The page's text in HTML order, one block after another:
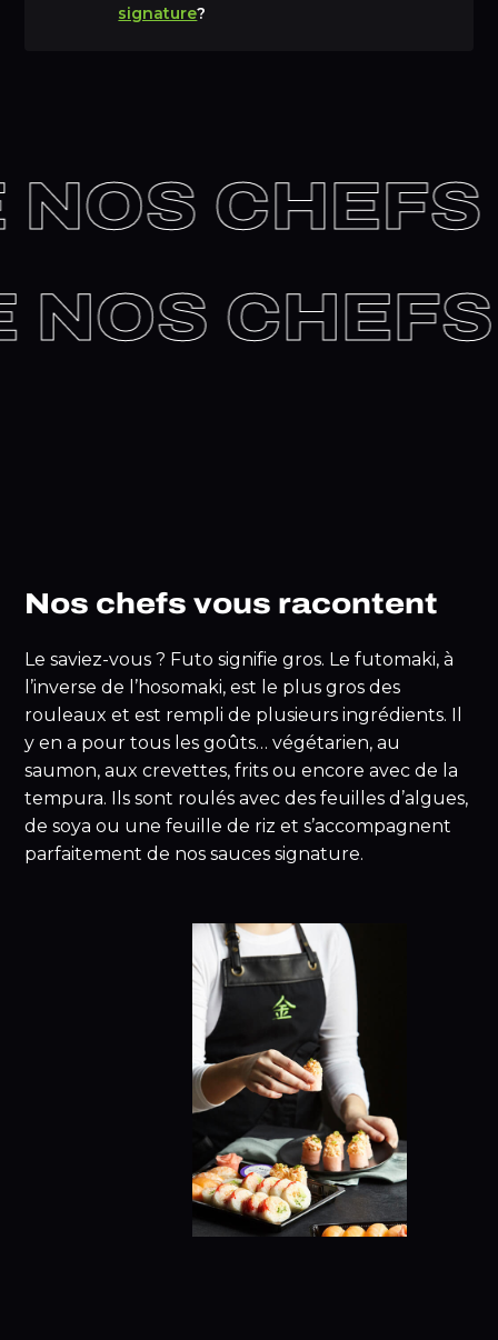
signature?
CHEFS
NOS
Nos chefs vous racontent
Le saviez-vous ? Futo signifie gros. Le futomaki, à
l’inverse de l’hosomaki, est le plus gros des
rouleaux et est rempli de plusieurs ingrédients. Il
y en a pour tous les goûts… végétarien, au
saumon, aux crevettes, frits ou encore avec de la
tempura. Ils sont roulés avec des feuilles d’algues,
de soya ou une feuille de riz et s’accompagnent
parfaitement de nos sauces signature.